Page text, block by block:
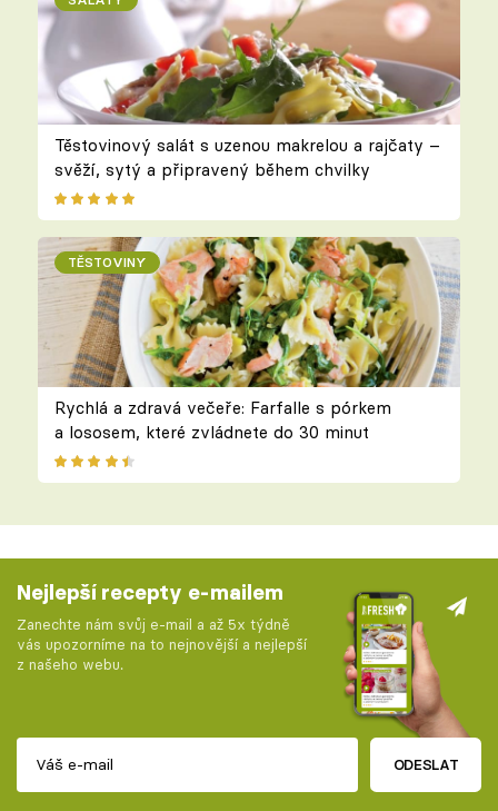
Těstovinový salát s uzenou makrelou a rajčaty –
svěží, sytý a připravený během chvilky
TĚSTOVINY
Rychlá a zdravá večeře: Farfalle s pórkem
a lososem, které zvládnete do 30 minut
Nejlepší recepty e-mailem
Zanechte nám svůj e-mail a až 5x týdně
vás upozorníme na to nejnovější a nejlepší
z našeho webu.
ODESLAT